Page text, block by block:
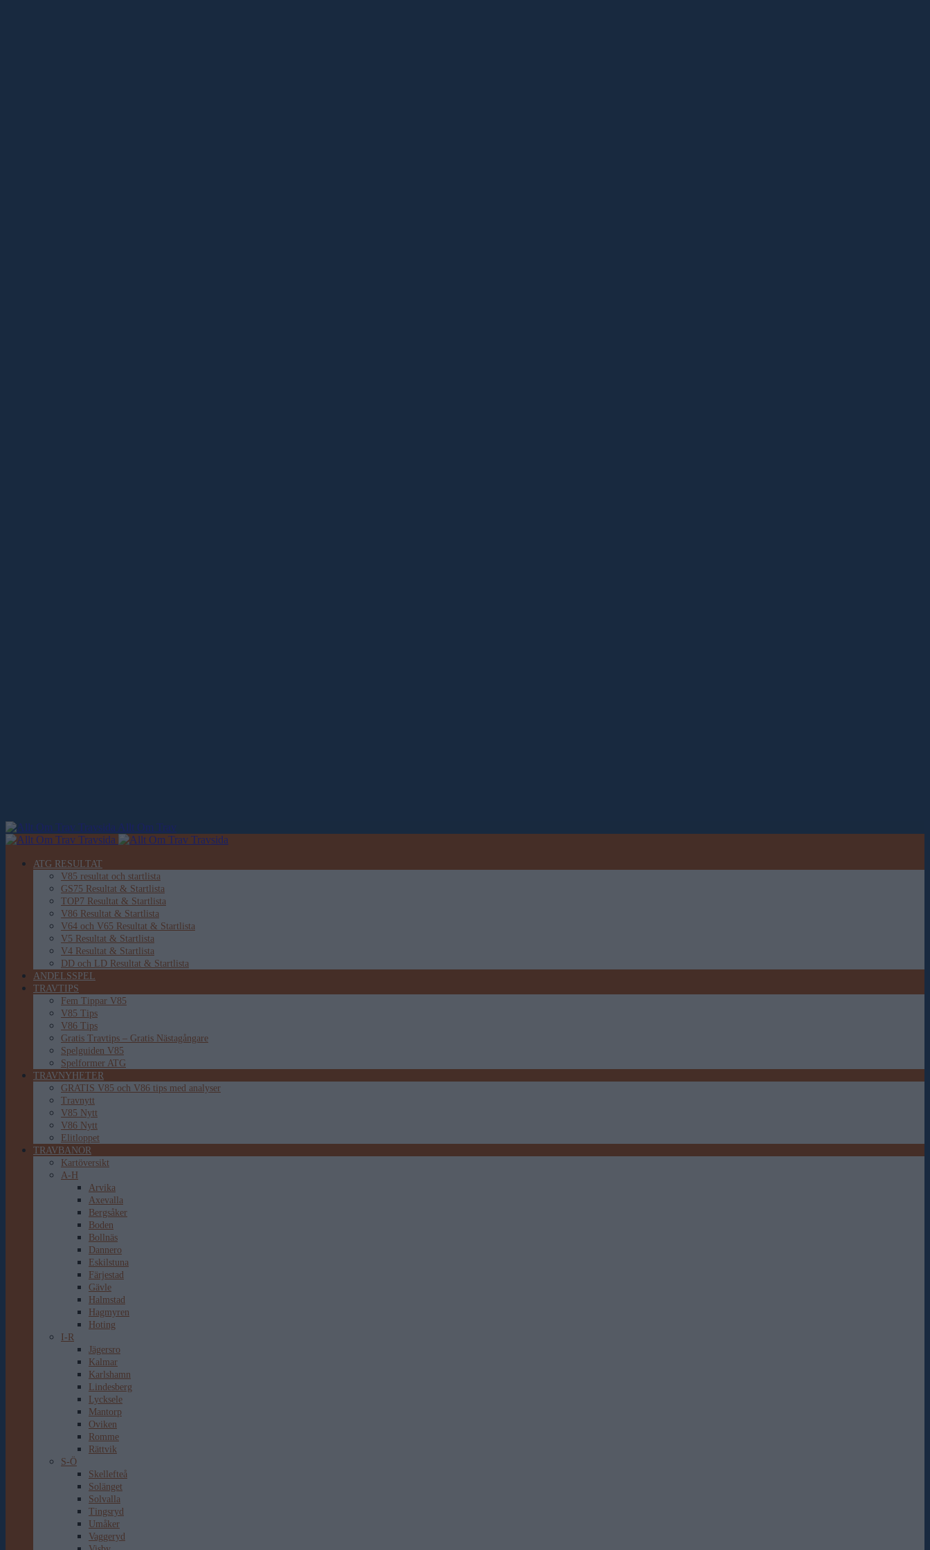
Allt Om Trav
ATG RESULTAT
V85 resultat och startlista
GS75 Resultat & Startlista
TOP7 Resultat & Startlista
V86 Resultat & Startlista
V64 och V65 Resultat & Startlista
V5 Resultat & Startlista
V4 Resultat & Startlista
DD och LD Resultat & Startlista
ANDELSSPEL
TRAVTIPS
Fem Tippar V85
V85 Tips
V86 Tips
Gratis Travtips – Gratis Nästagångare
Spelguiden V85
Spelformer ATG
TRAVNYHETER
GRATIS V85 och V86 tips med analyser
Travnytt
V85 Nytt
V86 Nytt
Elitloppet
TRAVBANOR
Kartöversikt
A-H
Arvika
Axevalla
Bergsåker
Boden
Bollnäs
Dannero
Eskilstuna
Färjestad
Gävle
Halmstad
Hagmyren
Hoting
I-R
Jägersro
Kalmar
Karlshamn
Lindesberg
Lycksele
Mantorp
Oviken
Romme
Rättvik
S-Ö
Skellefteå
Solänget
Solvalla
Tingsryd
Umåker
Vaggeryd